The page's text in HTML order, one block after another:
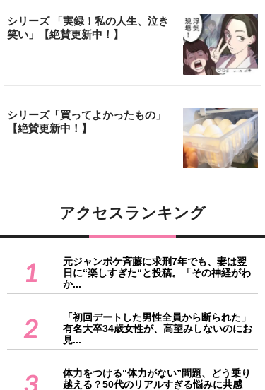
シリーズ 「実録！私の人生、泣き
笑い」【絶賛更新中！】
シリーズ「買ってよかったもの」
【絶賛更新中！】
アクセスランキング
1
元ジャンポケ斉藤に求刑7年でも、妻は翌
日に“楽しすぎた“と投稿。「その神経がわ
か...
2
「初回デートした男性全員から断られた」
有名大卒34歳女性が、高望みしないのにお
見...
3
体力をつける“体力がない”問題、どう乗り
越える？50代のリアルすぎる悩みに共感